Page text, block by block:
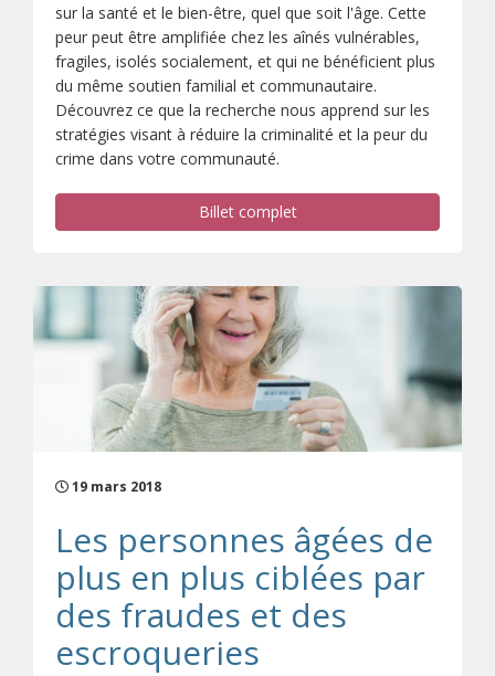
sur la santé et le bien-être, quel que soit l'âge. Cette
peur peut être amplifiée chez les aînés vulnérables,
fragiles, isolés socialement, et qui ne bénéficient plus
du même soutien familial et communautaire.
Découvrez ce que la recherche nous apprend sur les
stratégies visant à réduire la criminalité et la peur du
crime dans votre communauté.
Billet complet
19 mars 2018
Les personnes âgées de
plus en plus ciblées par
des fraudes et des
escroqueries